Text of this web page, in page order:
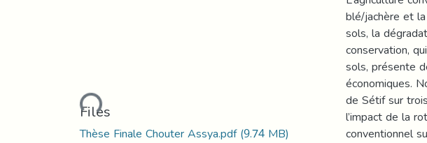
Loading...
Files
Thèse Finale Chouter Assya.pdf(9.74 MB)
blé/jachère et
sols, la
conservation,
sols, présente
économiques.
de Sétif sur
l’impact de la
conventionnel